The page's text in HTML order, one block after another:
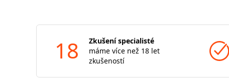
18
Zkušení specialisté
máme více než 18 let
zkušeností